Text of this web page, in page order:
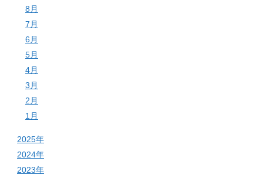
8月
7月
6月
5月
4月
3月
2月
1月
2025年
2024年
2023年